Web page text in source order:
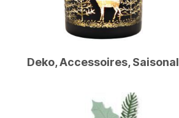
Deko, Accessoires, Saisonal